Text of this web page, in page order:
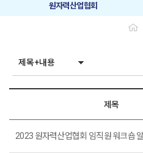
원자력산업협회
제목
2023 원자력산업협회 임직원 워크숍